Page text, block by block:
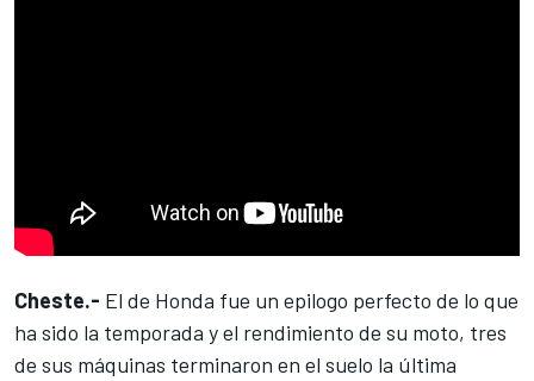
Cheste.- El de Honda fue un epilogo perfecto de lo que
ha sido la temporada y el rendimiento de su moto, tres
de sus máquinas terminaron en el suelo la última